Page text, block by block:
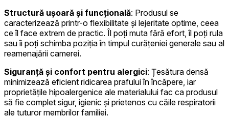
Structură ușoară și funcțională: Produsul se
caracterizează printr-o flexibilitate și lejeritate optime, ceea
ce îl face extrem de practic. Îl poți muta fără efort, îl poți rula
sau îi poți schimba poziția în timpul curățeniei generale sau al
reamenajării camerei.
Siguranță și confort pentru alergici: Țesătura densă
minimizează eficient ridicarea prafului în încăpere, iar
proprietățile hipoalergenice ale materialului fac ca produsul
să fie complet sigur, igienic și prietenos cu căile respiratorii
ale tuturor membrilor familiei.